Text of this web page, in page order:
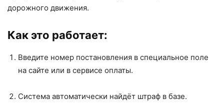
дорожного движения.
Как это работает:
Введите номер постановления в специальное поле
на сайте или в сервисе оплаты.
Система автоматически найдёт штраф в базе.